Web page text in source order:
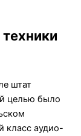
штат
целью было
класс аудио-